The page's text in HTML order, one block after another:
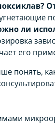
ли
его
понять,